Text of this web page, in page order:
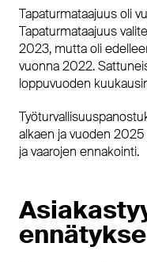
Tapaturmataajuus oli
Tapaturmataajuus
2023, mutta oli
vuonna 2022.
loppuvuoden
alkaen ja vuoden
ja vaarojen ennakointi.